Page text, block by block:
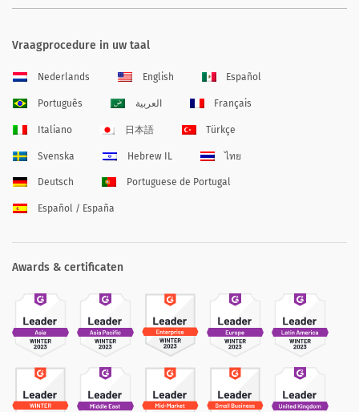
Vraagprocedure in uw taal
Nederlands English Español
Português العربية Français
Italiano 日本語 Türkçe
Svenska Hebrew IL ไทย
Deutsch Portuguese de Portugal
Español / España
Awards & certificaten